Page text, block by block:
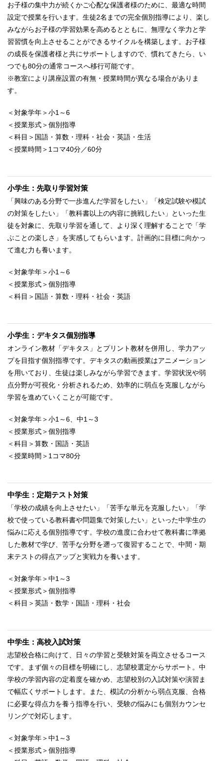
お子様の集中力が続くかご心配な保護者様のために、最適な時間
設定で授業を行います。生徒2名までの完全個別指導により、楽し
みながらお子様の学習効果を高めるとともに、無理なく学力と学
習習慣を向上させることができるサイクルを構築します。お子様
の成長を保護者様と共にサポートしますので、慣れてきたら、い
つでも80分の通常コースへ移行可能です。
※教室により講座設置の有無・授業時間が異なる場合がありま
す。
＜対象学年＞小1～6
＜授業形式＞個別指導
＜科目＞国語・算数・理科・社会・英語・生活
＜授業時間＞1コマ40分／60分
小学生：先取り学習対策
「興味のある分野で一歩進んだ学習をしたい」「検定試験や模試
の対策をしたい」「教科書以上の内容に挑戦したい」といった生
徒を対象に、先取り学習を通して、より深く理解することで「学
ぶことの楽しさ」を実感してもらいます。計画的に目標に向かっ
て進む力も養います。
＜対象学年＞小1～6
＜授業形式＞個別指導
＜科目＞国語・算数・理科・社会・英語
小学生：デキタス個別指導
オンライン教材「デキタス」とプリント教材を併用し、学力アッ
プを目指す個別指導です。デキタスの動画授業はアニメーション
を用いており、生徒は楽しみながら学習できます。学習状況や弱
点分野が可視化・分析されるため、効率的に弱点を克服しながら
学習を進めていくことが可能です。
＜対象学年＞小1～6、中1～3
＜授業形式＞個別指導
＜科目＞算数・国語・英語
＜授業時間＞1コマ80分
中学生：定期テスト対策
「学校の成績を向上させたい」「苦手な単元を克服したい」「学
校で使っている教科書や問題集で対策したい」といった中学生の
悩みに応える個別指導です。学校の進度に合わせて教科書に準拠
した教材で学び、苦手な分野を遡って復習することで、中間・期
末テストの得点アップと実戦力を養います。
＜対象学年＞中1～3
＜授業形式＞個別指導
＜科目＞英語・数学・国語・理科・社会
中学生：高校入試対策
志望校合格に向けて、日々の学習と受験対策を両立させるコース
です。まず個々の目標を明確にし、志望校選定からサポート。中
学校の学習内容の定着度を確かめ、志望校別の入試対策や演習ま
で幅広くサポートします。また、模試の分析から弱点克服、合格
に必要な得点力を養う指導を行い、受験の悩みにも個別カウンセ
リングで対応します。
＜対象学年＞中1～3
＜授業形式＞個別指導